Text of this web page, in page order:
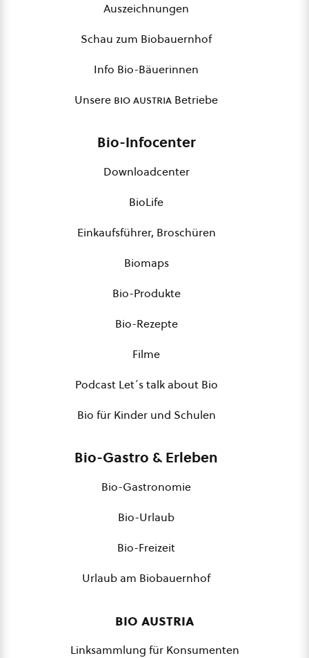
Auszeichnungen
Schau zum Biobauernhof
Info Bio-Bäuerinnen
Unsere bio austria Betriebe
Bio-Infocenter
Downloadcenter
BioLife
Einkaufsführer, Broschüren
Biomaps
Bio-Produkte
Bio-Rezepte
Filme
Podcast Let´s talk about Bio
Bio für Kinder und Schulen
Bio-Gastro & Erleben
Bio-Gastronomie
Bio-Urlaub
Bio-Freizeit
Urlaub am Biobauernhof
bio austria
Linksammlung für Konsumenten